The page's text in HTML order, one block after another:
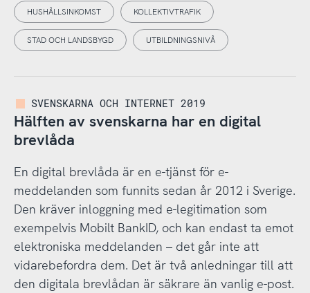
HUSHÅLLSINKOMST KOLLEKTIVTRAFIK
STAD OCH LANDSBYGD UTBILDNINGSNIVÅ
SVENSKARNA OCH INTERNET 2019
Hälften av svenskarna har en digital
brevlåda
En digital brevlåda är en e-tjänst för e-
meddelanden som funnits sedan år 2012 i Sverige.
Den kräver inloggning med e-legitimation som
exempelvis Mobilt BankID, och kan endast ta emot
elektroniska meddelanden – det går inte att
vidarebefordra dem. Det är två anledningar till att
den digitala brevlådan är säkrare än vanlig e-post.